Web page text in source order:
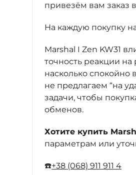
привезём вам заказ
На каждую покупку
Marshal I Zen KW31
точность реакции на
насколько спокойно
не предлагаем “на
задачи, чтобы
обменов.
Хотите купить
параметрам или
☎️+38 (068) 911 911 4